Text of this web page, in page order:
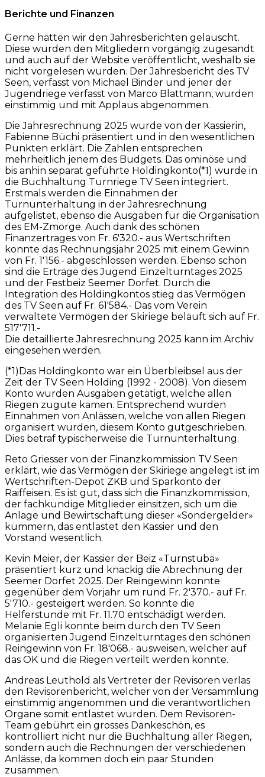
Berichte und Finanzen
Gerne hätten wir den Jahresberichten gelauscht.
Diese wurden den Mitgliedern vorgängig zugesandt
und auch auf der Website veröffentlicht, weshalb sie
nicht vorgelesen wurden. Der Jahresbericht des TV
Seen, verfasst von Michael Binder und jener der
Jugendriege verfasst von Marco Blattmann, wurden
einstimmig und mit Applaus abgenommen.
Die Jahresrechnung 2025 wurde von der Kassierin,
Fabienne Büchi präsentiert und in den wesentlichen
Punkten erklärt. Die Zahlen entsprechen
mehrheitlich jenem des Budgets. Das ominöse und
bis anhin separat geführte Holdingkonto(*1) wurde in
die Buchhaltung Turnriege TV Seen integriert.
Erstmals werden die Einnahmen der
Turnunterhaltung in der Jahresrechnung
aufgelistet, ebenso die Ausgaben für die Organisation
des EM-Zmorge. Auch dank des schönen
Finanzertrages von Fr. 6'320.- aus Wertschriften
konnte das Rechnungsjahr 2025 mit einem Gewinn
von Fr. 1'156.- abgeschlossen werden. Ebenso schön
sind die Erträge des Jugend Einzelturntages 2025
und der Festbeiz Seemer Dorfet. Durch die
Integration des Holdingkontos stieg das Vermögen
des TV Seen auf Fr. 61'584.- Das vom Verein
verwaltete Vermögen der Skiriege beläuft sich auf Fr.
517'711.-
Die detaillierte Jahresrechnung 2025 kann im Archiv
eingesehen werden.
(*1)Das Holdingkonto war ein Überbleibsel aus der
Zeit der TV Seen Holding (1992 - 2008). Von diesem
Konto wurden Ausgaben getätigt, welche allen
Riegen zugute kamen. Entsprechend wurden
Einnahmen von Anlässen, welche von allen Riegen
organisiert wurden, diesem Konto gutgeschrieben.
Dies betraf typischerweise die Turnunterhaltung.
Reto Griesser von der Finanzkommission TV Seen
erklärt, wie das Vermögen der Skiriege angelegt ist im
Wertschriften-Depot ZKB und Sparkonto der
Raiffeisen. Es ist gut, dass sich die Finanzkommission,
der fachkundige Mitglieder einsitzen, sich um die
Anlage und Bewirtschaftung dieser «Sondergelder»
kümmern, das entlastet den Kassier und den
Vorstand wesentlich.
Kevin Meier, der Kassier der Beiz «Turnstubä»
präsentiert kurz und knackig die Abrechnung der
Seemer Dorfet 2025. Der Reingewinn konnte
gegenüber dem Vorjahr um rund Fr. 2'370.- auf Fr.
5'710.- gesteigert werden. So konnte die
Helferstunde mit Fr. 11.70 entschädigt werden.
Melanie Egli konnte beim durch den TV Seen
organisierten Jugend Einzelturntages den schönen
Reingewinn von Fr. 18'068.- ausweisen, welcher auf
das OK und die Riegen verteilt werden konnte.
Andreas Leuthold als Vertreter der Revisoren verlas
den Revisorenbericht, welcher von der Versammlung
einstimmig angenommen und die verantwortlichen
Organe somit entlastet wurden. Dem Revisoren-
Team gebührt ein grosses Dankeschön, es
kontrolliert nicht nur die Buchhaltung aller Riegen,
sondern auch die Rechnungen der verschiedenen
Anlässe, da kommen doch ein paar Stunden
zusammen.